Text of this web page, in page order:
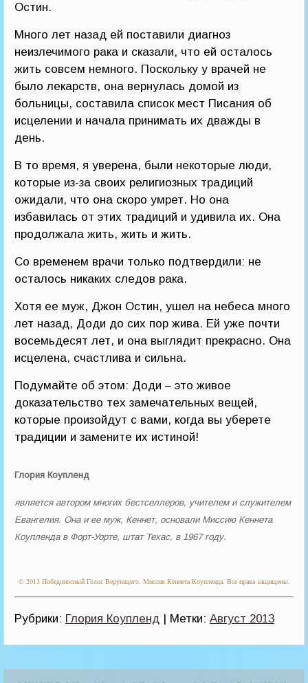
Остин.
Много лет назад ей поставили диагноз
неизлечимого рака и сказали, что ей осталось
жить совсем немного. Поскольку у врачей не
было лекарств, она вернулась домой из
больницы, составила список мест Писания об
исцелении и начала принимать их дважды в
день.
В то время, я уверена, были некоторые люди,
которые из-за своих религиозных традиций
ожидали, что она скоро умрет. Но она
избавилась от этих традиций и удивила их. Она
продолжала жить, жить и жить.
Со временем врачи только подтвердили: не
осталось никаких следов рака.
Хотя ее муж, Джон Остин, ушел на небеса много
лет назад, Доди до сих пор жива. Ей уже почти
восемьдесят лет, и она выглядит прекрасно. Она
исцелена, счастлива и сильна.
Подумайте об этом: Доди – это живое
доказательство тех замечательных вещей,
которые произойдут с вами, когда вы уберете
традиции и замените их истиной!
Глория Коупленд
является автором многих бестселлеров, учителем и служителем
Евангелия. Она и ее муж, Кеннет, основали Миссию Кеннета
Коупленда в Форт-Уорте, штат Техас, в 1967 году.
© 2013 Победоносный Голос Верующего. Миссия Кеннета Коупленда. Все права защищены.
Рубрики: Глория Коупленд | Метки: Август 2013